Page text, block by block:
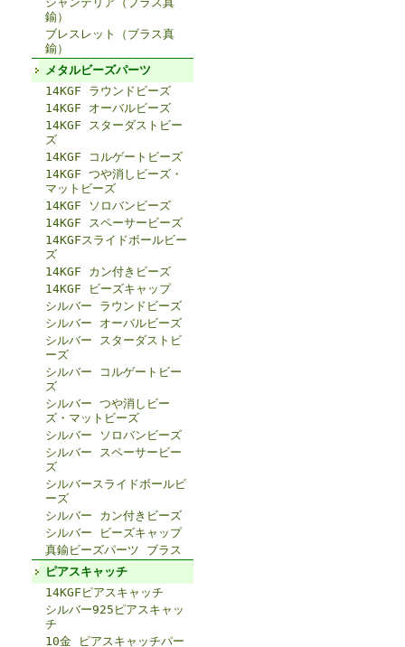
鍮）
ブレスレット（ブラス真
鍮）
メタルビーズパーツ
14KGF ラウンドビーズ
14KGF オーバルビーズ
14KGF スターダストビー
ズ
14KGF コルゲートビーズ
14KGF つや消しビーズ・
マットビーズ
14KGF ソロバンビーズ
14KGF スペーサービーズ
14KGFスライドボールビー
ズ
14KGF カン付きビーズ
14KGF ビーズキャップ
シルバー ラウンドビーズ
シルバー オーバルビーズ
シルバー スターダストビ
ーズ
シルバー コルゲートビー
ズ
シルバー つや消しビー
ズ・マットビーズ
シルバー ソロバンビーズ
シルバー スペーサービー
ズ
シルバースライドボールビ
ーズ
シルバー カン付きビーズ
シルバー ビーズキャップ
真鍮ビーズパーツ ブラス
ピアスキャッチ
14KGFピアスキャッチ
シルバー925ピアスキャッ
チ
10金 ピアスキャッチパー